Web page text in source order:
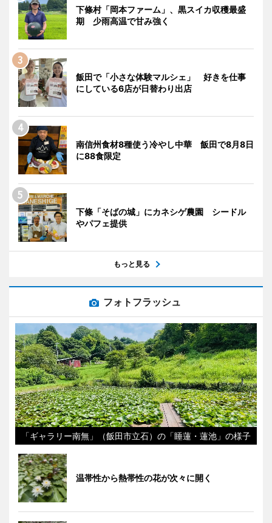
下條村「岡本ファーム」、黒スイカ収穫最盛
期 少雨高温で甘み強く
飯田で「小さな体験マルシェ」 好きを仕事
にしている6店が日替わり出店
南信州食材8種使う冷やし中華 飯田で8月8日
に88食限定
下條「そばの城」にカネシゲ農園 シードル
やパフェ提供
もっと見る
フォトフラッシュ
「ギャラリー南無」（飯田市立石）の「睡蓮・蓮池」の様子
温帯性から熱帯性の花が次々に開く